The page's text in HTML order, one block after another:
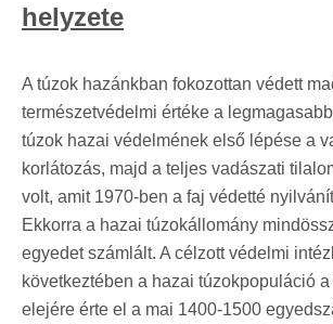
helyzete
A túzok hazánkban fokozottan védett
természetvédelmi értéke a
túzok hazai védelmének első lépése a
korlátozás, majd a teljes vadászati
volt, amit 1970-ben a faj védetté
Ekkorra a hazai túzokállomány
egyedet számlált. A célzott védelmi
következtében a hazai túzokpopuláció
elejére érte el a mai 1400-1500